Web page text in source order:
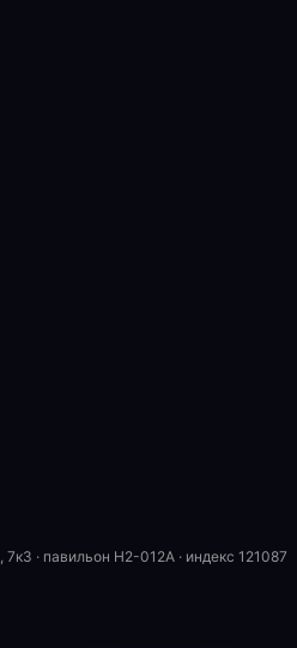
7к3 · павильон H2-012A · индекс 121087